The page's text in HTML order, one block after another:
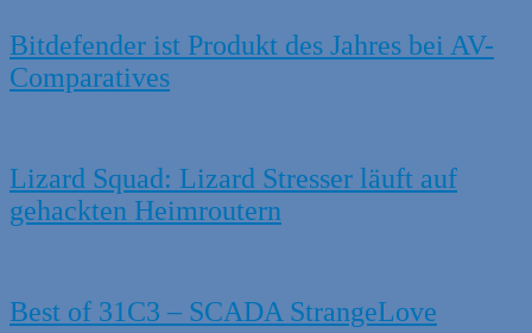
Bitdefender ist Produkt des Jahres bei AV-
Comparatives
Lizard Squad: Lizard Stresser läuft auf
gehackten Heimroutern
Best of 31C3 – SCADA StrangeLove